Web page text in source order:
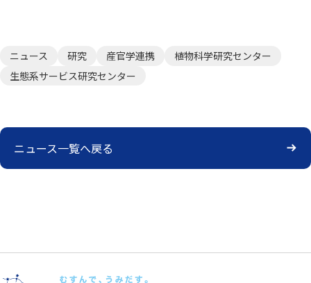
ニュース 研究 産官学連携
植物科学研究センター
生態系サービス研究センター
ニュース一覧へ戻る